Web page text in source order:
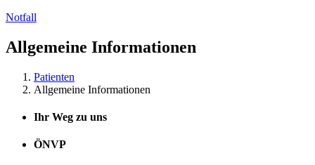
Notfall
Allgemeine Informationen​
Patienten
Allgemeine Informationen​
Ihr Weg zu uns
ÖNVP